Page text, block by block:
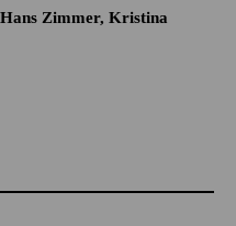
Zimmer, Kristina